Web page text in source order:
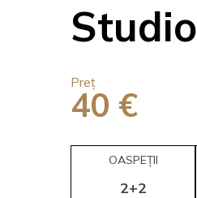
Studio
Preț
40 €
OASPEȚII
2+2